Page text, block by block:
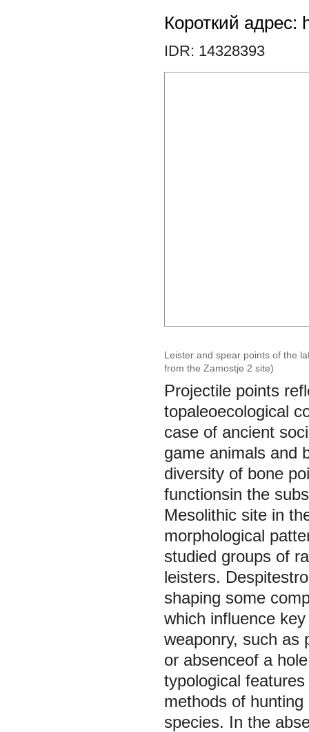
Короткий адрес:
IDR: 14328393
Leister and spear points of the
from the Zamostje 2 site)
Projectile points
topaleoecological
case of ancient
game animals and
diversity of bone
functionsin the
Mesolithic site in
morphological
studied groups of
leisters.
shaping some
which influence
weaponry, such as
or absenceof a
typological
methods of
species. In the